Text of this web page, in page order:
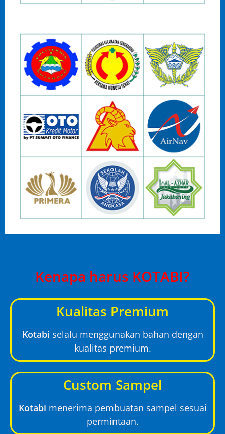
Kenapa harus KOTABI?
Kualitas Premium
Kotabi selalu menggunakan bahan dengan
kualitas premium.
Custom Sampel
Kotabi menerima pembuatan sampel sesuai
permintaan.